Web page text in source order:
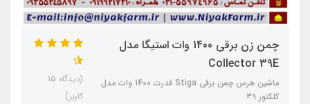
چمن زن برقی 1400 وات استیگا مدل
Collector 39E
ماشین هرس چمن برقی Stiga قدرت 1400 وات مدل
کلکتور 39
(دیدگاه 15
کاربر)